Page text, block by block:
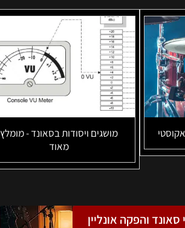
מושגים ויסודות בסאונד - מומלץ
מאוד
סאונד והפקה אונליין